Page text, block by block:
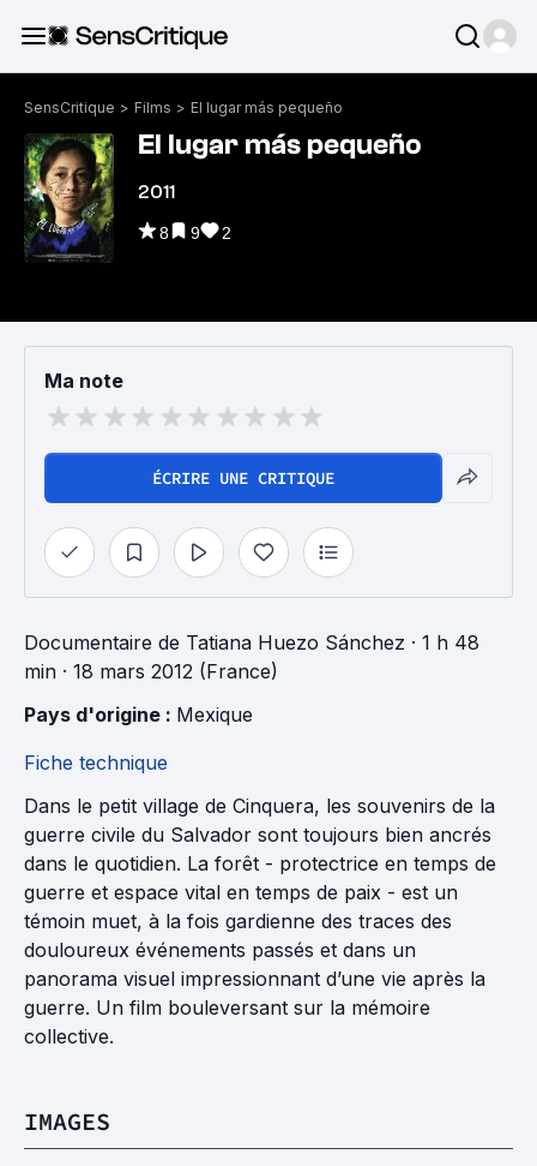
SensCritique > Films > El lugar más pequeño
El lugar más pequeño
2011
8 9 2
Ma note
ÉCRIRE UNE CRITIQUE
Documentaire de Tatiana Huezo Sánchez · 1 h 48
min · 18 mars 2012 (France)
Pays d'origine : Mexique
Fiche technique
Dans le petit village de Cinquera, les souvenirs de la
guerre civile du Salvador sont toujours bien ancrés
dans le quotidien. La forêt - protectrice en temps de
guerre et espace vital en temps de paix - est un
témoin muet, à la fois gardienne des traces des
douloureux événements passés et dans un
panorama visuel impressionnant d’une vie après la
guerre. Un film bouleversant sur la mémoire
collective.
IMAGES